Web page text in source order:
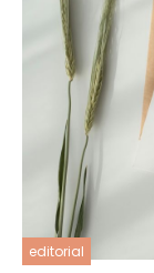
editorial